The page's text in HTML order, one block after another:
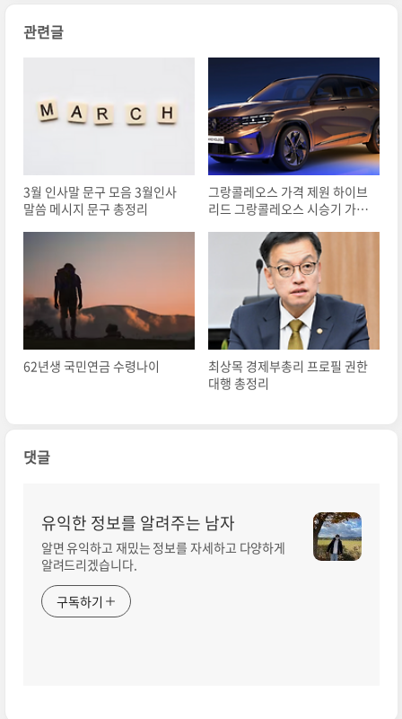
관련글
3월 인사말 문구 모음 3월인사
말씀 메시지 문구 총정리
그랑콜레오스 가격 제원 하이브
리드 그랑콜레오스 시승기 가솔
62년생 국민연금 수령나이
최상목 경제부총리 프로필 권한
대행 총정리
댓글
유익한 정보를 알려주는 남자
알면 유익하고 재밌는 정보를 자세하고 다양하게
알려드리겠습니다.
구독하기